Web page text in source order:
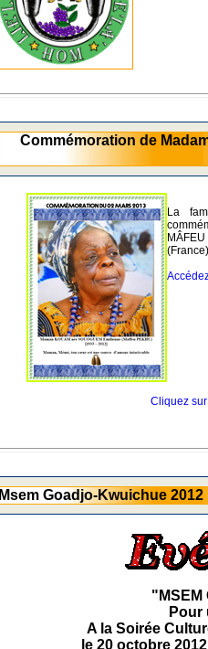
Commémoration de
La
Cliquez
Msem Goadjo-Kwuichue
"MSEM
Pour
A la Soirée
le 20 octobre